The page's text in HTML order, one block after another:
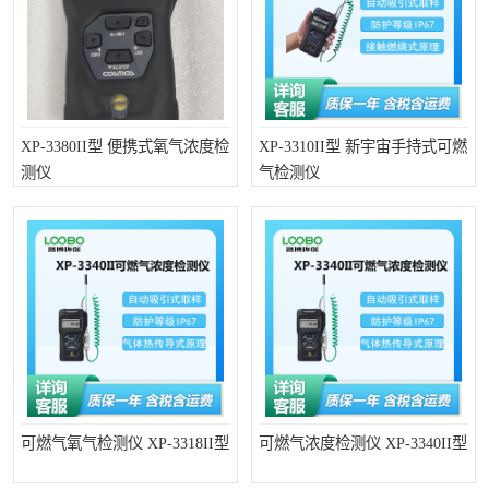
XP-3380II型 便携式氧气浓度检
测仪
XP-3310II型 新宇宙手持式可燃
气检测仪
可燃气氧气检测仪 XP-3318II型 可燃气浓度检测仪 XP-3340II型
德图仪器 油烟监测仪
新宇宙仪器 凯恩仪器
烟尘净化器